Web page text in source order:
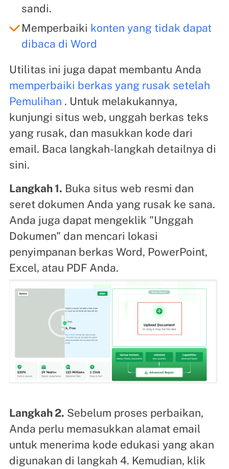
sandi.
Memperbaiki konten yang tidak dapat
dibaca di Word
Utilitas ini juga dapat membantu Anda
memperbaiki berkas yang rusak setelah
Pemulihan . Untuk melakukannya,
kunjungi situs web, unggah berkas teks
yang rusak, dan masukkan kode dari
email. Baca langkah-langkah detailnya di
sini.
Langkah 1. Buka situs web resmi dan
seret dokumen Anda yang rusak ke sana.
Anda juga dapat mengeklik "Unggah
Dokumen" dan mencari lokasi
penyimpanan berkas Word, PowerPoint,
Excel, atau PDF Anda.
Langkah 2. Sebelum proses perbaikan,
Anda perlu memasukkan alamat email
untuk menerima kode edukasi yang akan
digunakan di langkah 4. Kemudian, klik